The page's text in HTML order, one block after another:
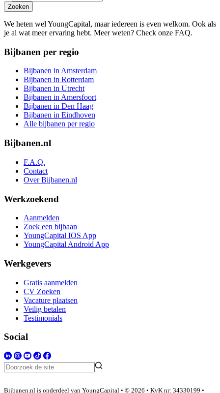
Zoeken
We heten wel YoungCapital, maar iedereen is even welkom. Ook als
je al wat meer ervaring hebt. Meer weten? Check onze FAQ.
Bijbanen per regio
Bijbanen in Amsterdam
Bijbanen in Rotterdam
Bijbanen in Utrecht
Bijbanen in Amersfoort
Bijbanen in Den Haag
Bijbanen in Eindhoven
Alle bijbanen per regio
Bijbanen.nl
F.A.Q.
Contact
Over Bijbanen.nl
Werkzoekend
Aanmelden
Zoek een bijbaan
YoungCapital IOS App
YoungCapital Android App
Werkgevers
Gratis aanmelden
CV Zoeken
Vacature plaatsen
Veilig betalen
Testimonials
Social
Bijbanen.nl is onderdeel van YoungCapital • © 2026 • KvK nr: 34330199 •